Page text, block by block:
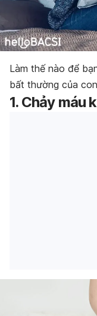
Làm thế nào để
bất thường của
1. Chảy máu